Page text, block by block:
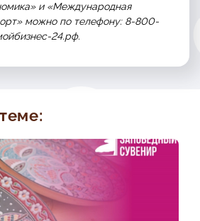
и «Международная
можно по телефону: 8-800-
24.рф.